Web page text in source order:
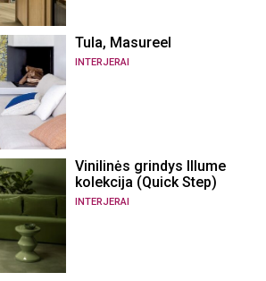
Tula, Masureel
INTERJERAI
Vinilinės grindys Illume
kolekcija (Quick Step)
INTERJERAI